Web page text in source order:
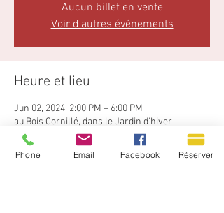
Aucun billet en vente
Voir d'autres événements
Heure et lieu
Jun 02, 2024, 2:00 PM – 6:00 PM
au Bois Cornillé, dans le Jardin d'hiver
Nous suivre
Phone Email Facebook Réserver